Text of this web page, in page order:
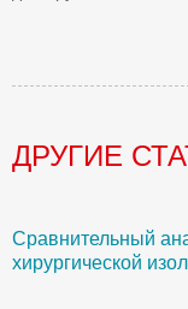
ДРУГИЕ
Сравнительный
хирургической